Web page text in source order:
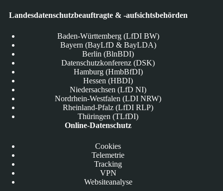
Landesdatenschutzbeauftragte & -aufsichtsbehörden
Baden-Württemberg (LfDI BW)
Bayern (BayLfD & BayLDA)
Berlin (BlnBDI)
Datenschutzkonferenz (DSK)
Hamburg (HmbBfDI)
Hessen (HBDI)
Niedersachsen (LfD NI)
Nordrhein-Westfalen (LDI NRW)
Rheinland-Pfalz (LfDI RLP)
Thüringen (TLfDI)
Online-Datenschutz
Cookies
Telemetrie
Tracking
VPN
Websiteanalyse